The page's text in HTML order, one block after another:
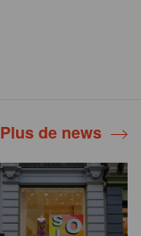
Plus de news